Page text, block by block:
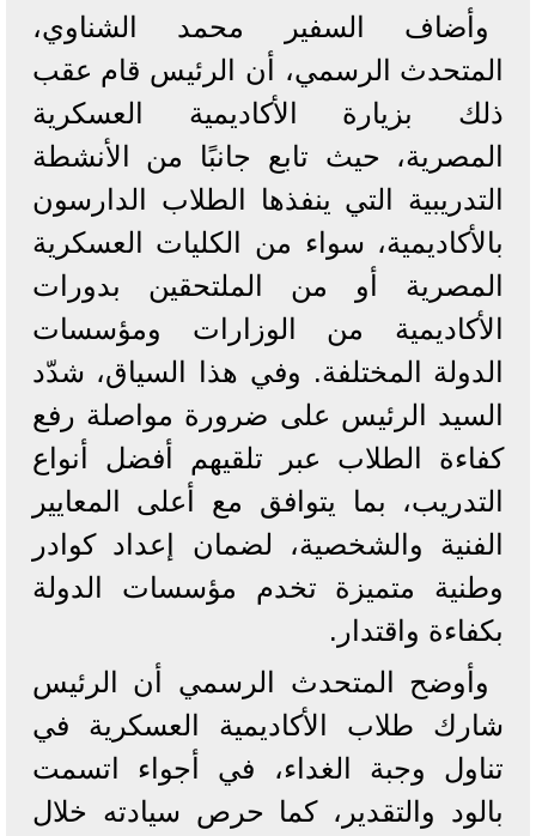
وأضاف السفير محمد الشناوي،
المتحدث الرسمي، أن الرئيس قام عقب
ذلك بزيارة الأكاديمية العسكرية
المصرية، حيث تابع جانبًا من الأنشطة
التدريبية التي ينفذها الطلاب الدارسون
بالأكاديمية، سواء من الكليات العسكرية
المصرية أو من الملتحقين بدورات
الأكاديمية من الوزارات ومؤسسات
الدولة المختلفة. وفي هذا السياق، شدّد
السيد الرئيس على ضرورة مواصلة رفع
كفاءة الطلاب عبر تلقيهم أفضل أنواع
التدريب، بما يتوافق مع أعلى المعايير
الفنية والشخصية، لضمان إعداد كوادر
وطنية متميزة تخدم مؤسسات الدولة
بكفاءة واقتدار.
وأوضح المتحدث الرسمي أن الرئيس
شارك طلاب الأكاديمية العسكرية في
تناول وجبة الغداء، في أجواء اتسمت
بالود والتقدير، كما حرص سيادته خلال